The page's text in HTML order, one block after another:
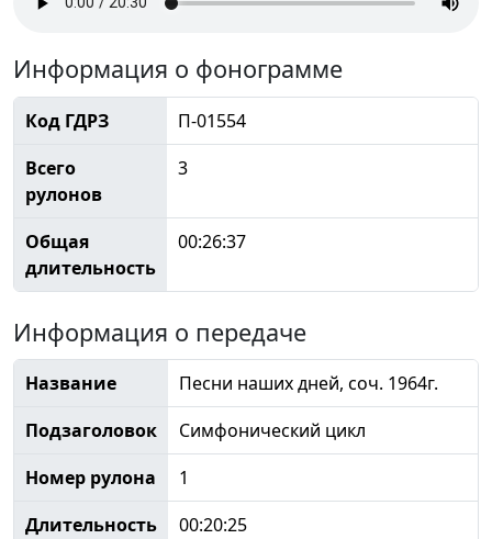
Информация о фонограмме
Код ГДРЗ
П-01554
Всего
рулонов
3
Общая
длительность
00:26:37
Информация о передаче
Название
Песни наших дней, соч. 1964г.
Подзаголовок
Симфонический цикл
Номер рулона
1
Длительность
00:20:25